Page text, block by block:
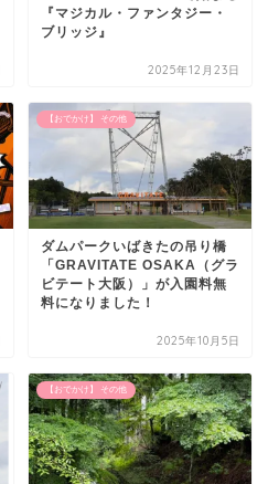
『マジカル・ファンタジー・
ブリッジ』
2025年12月23日
【おでかけ】 その他
ダムパークいばきたの吊り橋
「GRAVITATE OSAKA（グラ
ビテート大阪）」が入園料無
料になりました！
2025年10月5日
【おでかけ】 その他